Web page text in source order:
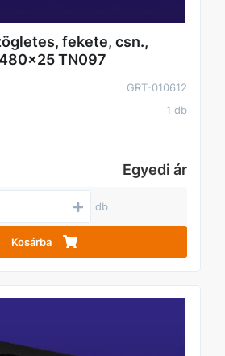
fekete, csn.,
TN097
GRT-010612
1 db
Egyedi ár
db
Kosárba